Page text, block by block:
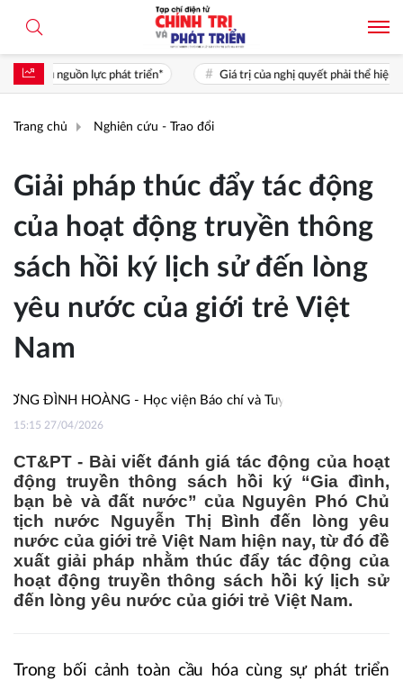
triển* Giá trị của nghị quyết phải thể hiện ở chất lượng sống, cơ
Trang chủ Nghiên cứu - Trao đổi
Giải pháp thúc đẩy tác động
của hoạt động truyền thông
sách hồi ký lịch sử đến lòng
yêu nước của giới trẻ Việt
Nam
HOÀNG - Học viện Báo chí và Tuyên truyền
15:15 27/04/2026
CT&PT - Bài viết đánh giá tác động của hoạt
động truyền thông sách hồi ký “Gia đình,
bạn bè và đất nước” của Nguyên Phó Chủ
tịch nước Nguyễn Thị Bình đến lòng yêu
nước của giới trẻ Việt Nam hiện nay, từ đó đề
xuất giải pháp nhằm thúc đẩy tác động của
hoạt động truyền thông sách hồi ký lịch sử
đến lòng yêu nước của giới trẻ Việt Nam.
Trong bối cảnh toàn cầu hóa cùng sự phát triển